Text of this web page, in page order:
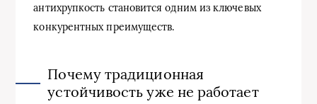
антихрупкость становится одним из ключевых
конкурентных преимуществ.
Почему традиционная
устойчивость уже не работает